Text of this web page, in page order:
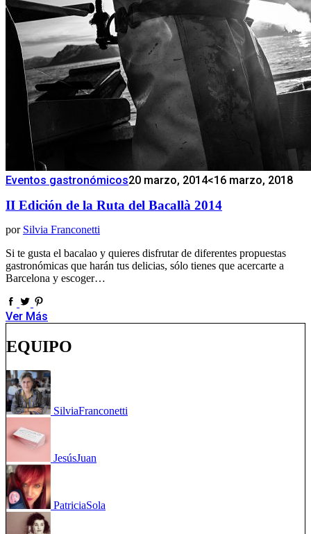
Eventos gastronómicos20 marzo, 2014<16 marzo, 2018
II Edición de la Ruta del Bacallà 2014
por Silvia Franconetti
Si te gusta el bacalao y quieres disfrutar de diferentes propuestas
gastronómicas que harán tus delicias, sólo tienes que acercarte a
Barcelona y escoger…
Ver Más
EQUIPO
SilviaFranconetti
JesúsJuan
PatriciaSola